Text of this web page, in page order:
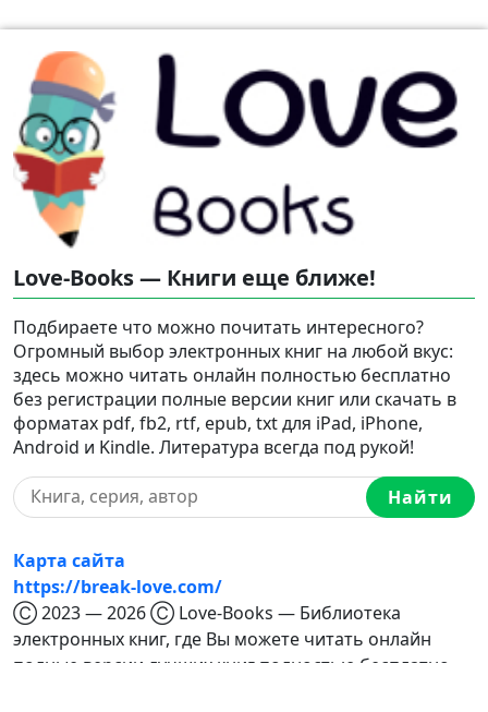
Love-Books — Книги еще ближе!
Подбираете что можно почитать интересного?
Огромный выбор электронных книг на любой вкус:
здесь можно читать онлайн полностью бесплатно
без регистрации полные версии книг или скачать в
форматах pdf, fb2, rtf, epub, txt для iPad, iPhone,
Android и Kindle. Литература всегда под рукой!
Найти
Карта сайта
https://break-love.com/
Ⓒ 2023 — 2026 Ⓒ Love-Books — Библиотека
электронных книг, где Вы можете читать онлайн
полные версии лучших книг полностью бесплатно